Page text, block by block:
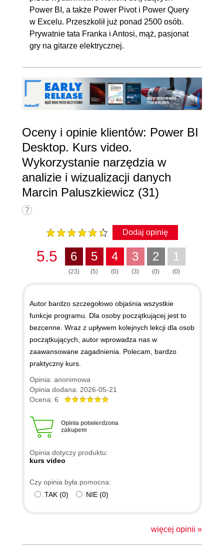
00:04:42
10.11. Filtry na stronie
00:03:52
10.12. Filtry na wizualizacji
11. Publikowanie raportu i
podsumowanie
00:19:14
11.1. Publikowanie raportu,
nawigacyjnego, eksport do
PDF oraz PowerPoint'a
00:17:29
11.2. Podsumowanie kursu
Power BI, a także Power Pivot i Power Query
w Excelu. Przeszkolił już ponad 2500 osób.
Prywatnie tata Franka i Antosi, mąż, pasjonat
gry na gitarze elektrycznej.
Oceny i opinie klientów: Power BI
Desktop. Kurs video.
Wykorzystanie narzędzia w
analizie i wizualizacji danych
Marcin Paluszkiewicz (31)
Dodaj opinię
5.5 6
(23)
5
(5)
4
(0)
3
(3)
2
(0)
1
(0)
Autor bardzo szczegołowo objaśnia wszystkie
funkcje programu. Dla osoby początkującej jest to
bezcenne. Wraz z upływem kolejnych lekcji dla osob
początkujących, autor wprowadza nas w
zaawansowane zagadnienia. Polecam, bardzo
praktyczny kurs.
Opinia: anonimowa
Opinia dodana: 2026-05-21
Ocena: 6
Opinia potwierdzona
zakupem
Opinia dotyczy produktu:
kurs video
Czy opinia była pomocna:
TAK (0) NIE (0)
więcej opinii »